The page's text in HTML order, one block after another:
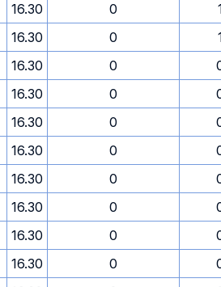
16.30 0
16.30 0
16.30 0
16.30 0
16.30 0
16.30 0
16.30 0
16.30 0
16.30 0
16.30 0